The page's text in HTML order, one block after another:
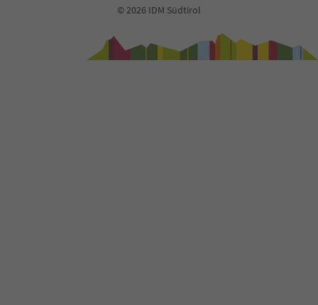
© 2026 IDM Südtirol